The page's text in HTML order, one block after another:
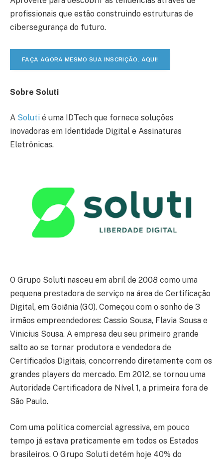
profissionais que estão construindo estruturas de
cibersegurança do futuro.
FAÇA AGORA MESMO SUA INSCRIÇÃO. AQUI!
Sobre Soluti
A Soluti é uma IDTech que fornece soluções
inovadoras em Identidade Digital e Assinaturas
Eletrônicas.
O Grupo Soluti nasceu em abril de 2008 como uma
pequena prestadora de serviço na área de Certificação
Digital, em Goiânia (GO). Começou com o sonho de 3
irmãos empreendedores: Cassio Sousa, Flavia Sousa e
Vinicius Sousa. A empresa deu seu primeiro grande
salto ao se tornar produtora e vendedora de
Certificados Digitais, concorrendo diretamente com os
grandes players do mercado. Em 2012, se tornou uma
Autoridade Certificadora de Nível 1, a primeira fora de
São Paulo.
Com uma política comercial agressiva, em pouco
tempo já estava praticamente em todos os Estados
brasileiros. O Grupo Soluti detém hoje 40% do